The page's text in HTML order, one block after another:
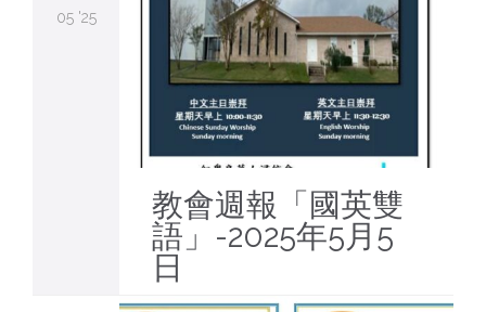
05 '25
教會週報「國英雙
語」-2025年5月5
日